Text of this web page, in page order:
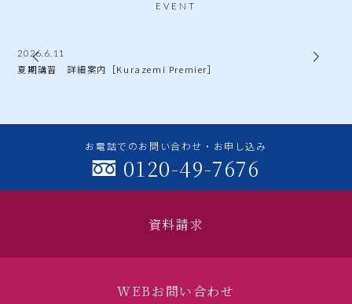
EVENT
2026.6.11
夏期講習 詳細案内［Kurazemi Premier］ 夏
お電話でのお問い合わせ・お申し込み
0120-49-7676
資料請求
WEBお問い合わせ